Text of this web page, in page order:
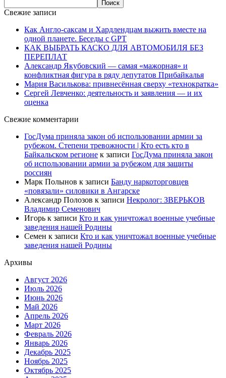
Свежие записи
Как Англо-саксам и Хардлендцам выжить вместе на
одной планете. Беседы с GPT
КАК ВЫБРАТЬ КАСКО ДЛЯ АВТОМОБИЛЯ БЕЗ
ПЕРЕПЛАТ
Александр Якубовский — самая «мажорная» и
конфликтная фигура в ряду депутатов Прибайкалья
Мария Василькова: привнесённая сверху «технократка»
Сергей Левченко: деятельность и заявления — и их
оценка
Свежие комментарии
ГосДума приняла закон об использовании армии за
рубежом. Степени тревожности | Кто есть кто в
Байкальском регионе к записи ГосДума приняла закон
об использовании армии за рубежом для защиты
россиян
Марк Полынов к записи Банду наркоторговцев
«повязали» силовики в Ангарске
Александр Полозов к записи Некролог: ЗВЕРЬКОВ
Владимир Семенович
Игорь к записи Кто и как уничтожал военные учебные
заведения нашей Родины
Семен к записи Кто и как уничтожал военные учебные
заведения нашей Родины
Архивы
Август 2026
Июль 2026
Июнь 2026
Май 2026
Апрель 2026
Март 2026
Февраль 2026
Январь 2026
Декабрь 2025
Ноябрь 2025
Октябрь 2025